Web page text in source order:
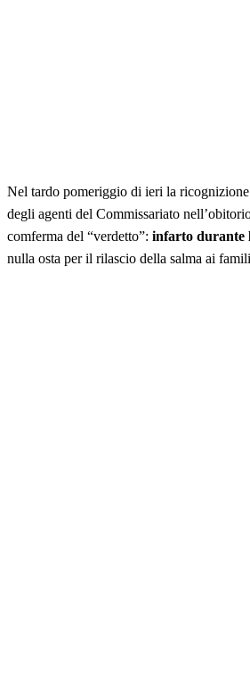
Nel tardo pomeriggio di ieri la ricognizione
degli agenti del Commissariato
comferma del “verdetto”: infarto durante
nulla osta per il rilascio della salma ai